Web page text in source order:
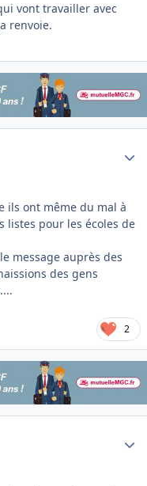
vont travailler avec
renvoie.
ils ont même du mal à
listes pour les écoles de
message auprès des
des gens
2